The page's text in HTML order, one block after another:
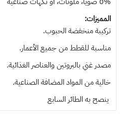
المميزات:
تركيبة منخفضة الحبوب.
مناسبة للقطط من جميع الأعمار.
مصدر غني بالبروتين والعناصر الغذائية.
خالية من المواد المضافة الصناعية.
ينصح بهالطائر السابع